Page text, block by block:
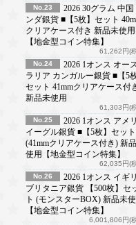
No.23
2026 30グラム 中国
ンダ銀貨 ■【5枚】セット
クリアケース付き 新品未使用
【地金型コイン特集】
61,262円(
No.24
2026 1オンス オー
ラリア カンガルー銀貨 ■【5枚
セット 41mmクリアケース付
新品未使用
61,303円(
No.25
2026 1オンス アメ
イーグル銀貨 ■【5枚】セット
(41mmクリアケース付き) 新
使用【地金型コイン特集】
62,035円(
No.26
2026 1オンス イギ
ブリタニア銀貨 【500枚】セ
ト (モンスターBOX) 新品未
【地金型コイン特集】
6,001,806円(